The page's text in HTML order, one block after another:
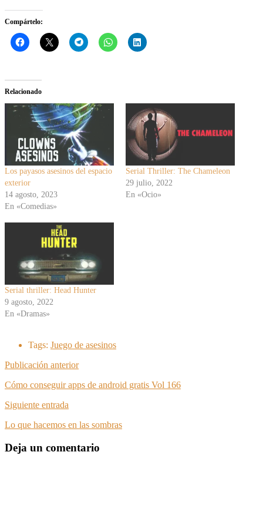
Compártelo:
Relacionado
Los payasos asesinos del espacio
exterior
14 agosto, 2023
En «Comedias»
Serial Thriller: The Chameleon
29 julio, 2022
En «Ocio»
Serial thriller: Head Hunter
9 agosto, 2022
En «Dramas»
Tags: Juego de asesinos
Publicación anterior
Cómo conseguir apps de android gratis Vol 166
Siguiente entrada
Lo que hacemos en las sombras
Deja un comentario